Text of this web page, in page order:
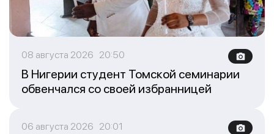
08 августа 2026 20:50
В Нигерии студент Томской семинарии
обвенчался со своей избранницей
06 августа 2026 20:01